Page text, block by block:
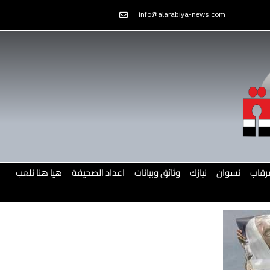
to
info@alarabiya-news.com
نسوان نيازك وثائق وبيانات اعداد الصحيفة هيا هنا نلعب